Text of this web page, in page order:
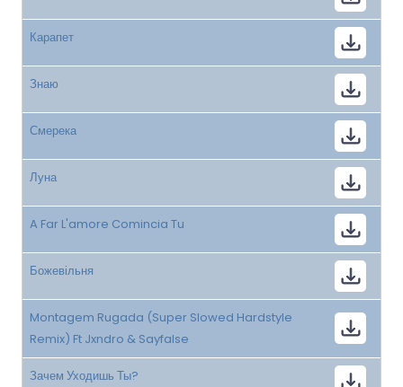
Карапет
Знаю
Смерека
Луна
A Far L'amore Comincia Tu
Божевільня
Montagem Rugada (Super Slowed Hardstyle
Remix) Ft Jxndro & Sayfalse
Зачем Уходишь Ты?